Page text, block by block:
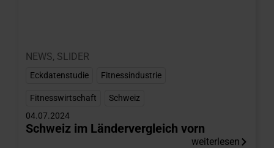
NEWS, SLIDER
Eckdatenstudie Fitnessindustrie
Fitnesswirtschaft
Schweiz
04.07.2024
Schweiz im Ländervergleich vorn
weiterlesen